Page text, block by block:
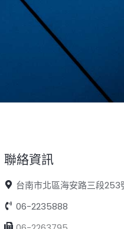
聯絡資訊
台南市北區海安路三段253
06-2235888